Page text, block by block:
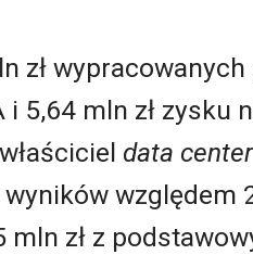
zł wypracowanych
5,64 mln zł zysku
data center
względem
zł z